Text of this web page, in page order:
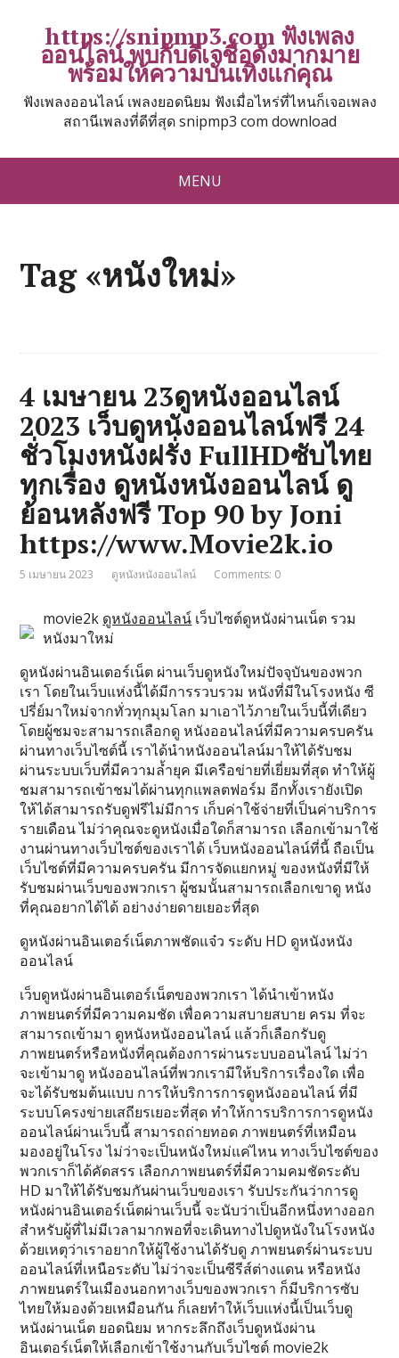
https://snipmp3.com ฟังเพลง
ออนไลน์ พบกับดีเจชื่อดังมากมาย
พร้อมให้ความบันเทิงแก่คุณ
ฟังเพลงออนไลน์ เพลงยอดนิยม ฟังเมื่อไหร่ที่ไหนก็เจอเพลง
สถานีเพลงที่ดีที่สุด snipmp3 com download
MENU
Tag «หนังใหม่»
4 เมษายน 23ดูหนังออนไลน์
2023 เว็บดูหนังออนไลน์ฟรี 24
ชั่วโมงหนังฝรั่ง FullHDซับไทย
ทุกเรื่อง ดูหนังหนังออนไลน์ ดู
ย้อนหลังฟรี Top 90 by Joni
https://www.Movie2k.io
5 เมษายน 2023 ดูหนังหนังออนไลน์ Comments: 0
movie2k ดูหนังออนไลน์ เว็บไซต์ดูหนังผ่านเน็ต รวม
หนังมาใหม่
ดูหนังผ่านอินเตอร์เน็ต ผ่านเว็บดูหนังใหม่ปัจจุบันของพวก
เรา โดยในเว็บแห่งนี้ได้มีการรวบรวม หนังที่มีในโรงหนัง ซี
ปรี่ย์มาใหม่จากทั่วทุกมุมโลก มาเอาไว้ภายในเว็บนี้ที่เดียว
โดยผู้ชมจะสามารถเลือกดู หนังออนไลน์ที่มีความครบครัน
ผ่านทางเว็บไซต์นี้ เราได้นำหนังออนไลน์มาให้ได้รับชม
ผ่านระบบเว็บที่มีความล้ำยุค มีเครือข่ายที่เยี่ยมที่สุด ทำให้ผู้
ชมสามารถเข้าชมได้ผ่านทุกแพลตฟอร์ม อีกทั้งเรายังเปิด
ให้ได้สามารถรับดูฟรีไม่มีการ เก็บค่าใช้จ่ายที่เป็นค่าบริการ
รายเดือน ไม่ว่าคุณจะดูหนังเมื่อใดก็สามารถ เลือกเข้ามาใช้
งานผ่านทางเว็บไซต์ของเราได้ เว็บหนังออนไลน์ที่นี้ ถือเป็น
เว็บไซต์ที่มีความครบครัน มีการจัดแยกหมู่ ของหนังที่มีให้
รับชมผ่านเว็บของพวกเรา ผู้ชมนั้นสามารถเลือกเขาดู หนัง
ที่คุณอยากได้ได้ อย่างง่ายดายเยอะที่สุด
ดูหนังผ่านอินเตอร์เน็ตภาพชัดแจ๋ว ระดับ HD ดูหนังหนัง
ออนไลน์
เว็บดูหนังผ่านอินเตอร์เน็ตของพวกเรา ได้นำเข้าหนัง
ภาพยนตร์ที่มีความคมชัด เพื่อความสบายสบาย ครม ที่จะ
สามารถเข้ามา ดูหนังหนังออนไลน์ แล้วก็เลือกรับดู
ภาพยนตร์หรือหนังที่คุณต้องการผ่านระบบออนไลน์ ไม่ว่า
จะเข้ามาดู หนังออนไลน์ที่พวกเรามีให้บริการเรื่องใด เพื่อ
จะได้รับชมต้นแบบ การให้บริการการดูหนังออนไลน์ ที่มี
ระบบโครงข่ายเสถียรเยอะที่สุด ทำให้การบริการการดูหนัง
ออนไลน์ผ่านเว็บนี้ สามารถถ่ายทอด ภาพยนตร์ที่เหมือน
มองอยู่ในโรง ไม่ว่าจะเป็นหนังใหม่แค่ไหน ทางเว็บไซต์ของ
พวกเราก็ได้คัดสรร เลือกภาพยนตร์ที่มีความคมชัดระดับ
HD มาให้ได้รับชมกันผ่านเว็บของเรา รับประกันว่าการดู
หนังผ่านอินเตอร์เน็ตผ่านเว็บนี้ จะนับว่าเป็นอีกหนึ่งทางออก
สำหรับผู้ที่ไม่มีเวลามากพอที่จะเดินทางไปดูหนังในโรงหนัง
ด้วยเหตุว่าเราอยากให้ผู้ใช้งานได้รับดู ภาพยนตร์ผ่านระบบ
ออนไลน์ที่เหนือระดับ ไม่ว่าจะเป็นซีรีส์ต่างแดน หรือหนัง
ภาพยนตร์ในเมืองนอกทางเว็บของพวกเรา ก็มีบริการซับ
ไทยให้มองด้วยเหมือนกัน ก็เลยทำให้เว็บแห่งนี้เป็นเว็บดู
หนังผ่านเน็ต ยอดนิยม หากระลึกถึงเว็บดูหนังผ่าน
อินเตอร์เน็ตให้เลือกเข้าใช้งานกับเว็บไซต์ movie2k